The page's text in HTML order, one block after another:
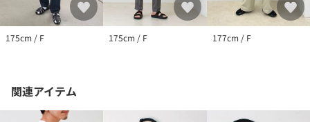
175cm / F 175cm / F 177cm / F
関連アイテム